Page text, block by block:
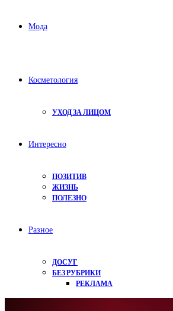
Мода
Косметология
УХОД ЗА ЛИЦОМ
Интересно
ПОЗИТИВ
ЖИЗНЬ
ПОЛЕЗНО
Разное
ДОСУГ
БЕЗ РУБРИКИ
РЕКЛАМА